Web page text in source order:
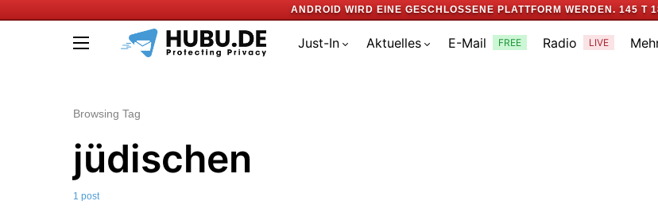
ANDROID WIRD EINE GESCHLOSSENE PLATTFORM WERDEN. 145 T
Just-In Aktuelles E-Mail FREE Radio LIVE
Browsing Tag
jüdischen
1 post